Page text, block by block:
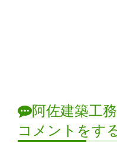
阿佐建築工
コメントをす